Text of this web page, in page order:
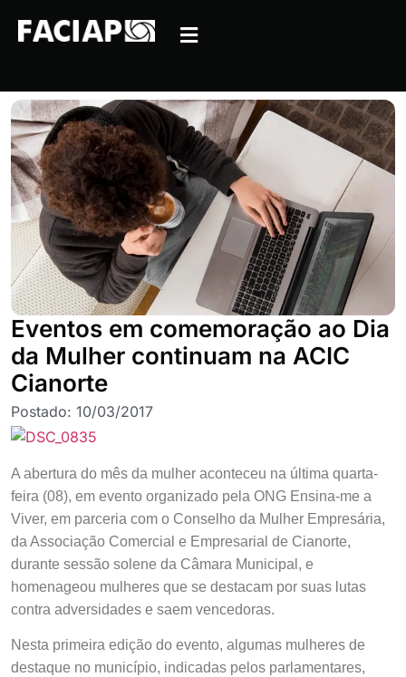
Eventos em comemoração ao Dia
da Mulher continuam na ACIC
Cianorte
Postado: 10/03/2017
A abertura do mês da mulher aconteceu na última quarta-
feira (08), em evento organizado pela ONG Ensina-me a
Viver, em parceria com o Conselho da Mulher Empresária,
da Associação Comercial e Empresarial de Cianorte,
durante sessão solene da Câmara Municipal, e
homenageou mulheres que se destacam por suas lutas
contra adversidades e saem vencedoras.
Nesta primeira edição do evento, algumas mulheres de
destaque no município, indicadas pelos parlamentares,